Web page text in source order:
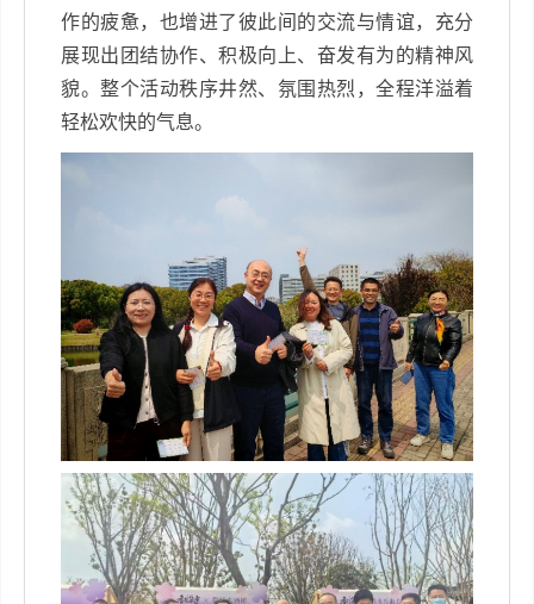
作的疲惫，也增进了彼此间的交流与情谊，充分
展现出团结协作、积极向上、奋发有为的精神风
貌。整个活动秩序井然、氛围热烈，全程洋溢着
轻松欢快的气息。